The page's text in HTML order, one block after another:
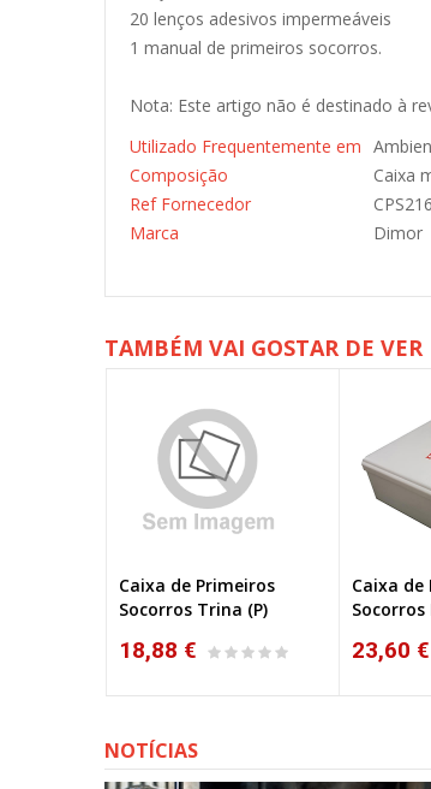
20 lenços adesivos impermeáveis
1 manual de primeiros socorros.
Nota: Este artigo não é destinado à
Utilizado Frequentemente em
Composição
Caixa
Ref Fornecedor
CPS216
Marca
Dimor
TAMBÉM VAI GOSTAR DE VER
Caixa de Primeiros
Socorros Trina (P)
18,88 €
Caixa de
Socorros
23,60 €
NOTÍCIAS